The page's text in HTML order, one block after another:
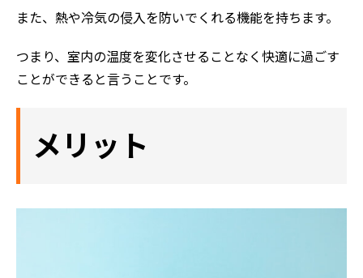
また、熱や冷気の侵入を防いでくれる機能を持ちます。
つまり、室内の温度を変化させることなく快適に過ごす
ことができると言うことです。
メリット